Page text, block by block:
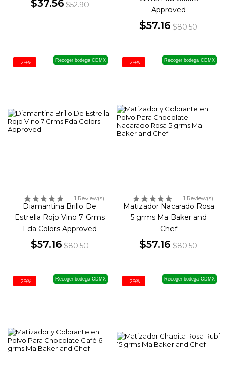
$37.56$52.90
Approved
$57.16 $80.50
Recoger bodega CDMX
1 Review(s)
Diamantina Brillo De
Estrella Rojo Vino 7 Grms
Fda Colors Approved
$57.16 $80.50
-29% Recoger bodega CDMX
1 Review(s)
Matizador Nacarado Rosa
5 grms Ma Baker and
Chef
$57.16 $80.50
-29%
Recoger bodega CDMX
-29% Recoger bodega CDMX
-29%